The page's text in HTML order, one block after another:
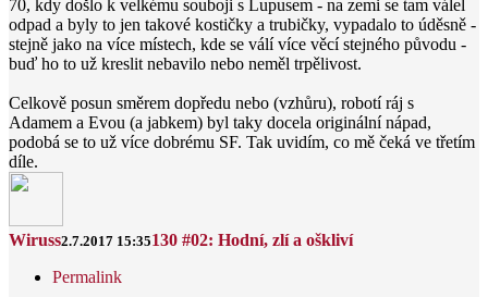
70, kdy došlo k velkému souboji s Lupusem - na zemi se tam válel
odpad a byly to jen takové kostičky a trubičky, vypadalo to úděsně -
stejně jako na více místech, kde se válí více věcí stejného původu -
buď ho to už kreslit nebavilo nebo neměl trpělivost.
Celkově posun směrem dopředu nebo (vzhůru), robotí ráj s
Adamem a Evou (a jabkem) byl taky docela originální nápad,
podobá se to už více dobrému SF. Tak uvidím, co mě čeká ve třetím
díle.
Wiruss2.7.2017 15:35130 #02: Hodní, zlí a oškliví
Permalink